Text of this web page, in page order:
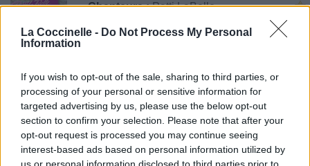
La Coccinelle - Do Not Process My Personal
Information
If you wish to opt-out of the sale, sharing to third parties, or
processing of your personal or sensitive information for
targeted advertising by us, please use the below opt-out
section to confirm your selection. Please note that after your
opt-out request is processed you may continue seeing
interest-based ads based on personal information utilized by
us or personal information disclosed to third parties prior to
Chanteurs : Patti LaBelle
Albums :
Winner In You
Paroles + Traduction Téléchargement
Vidéos
Commentaires